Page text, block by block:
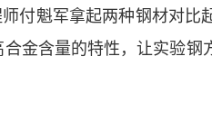
魁军拿起两种钢材对比起
金含量的特性，让实验钢